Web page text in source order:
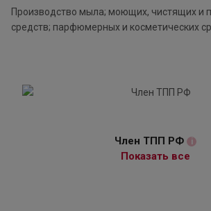
Производство мыла; моющих, чистящих и
средств; парфюмерных и косметических
Член ТПП РФ i
Показать все